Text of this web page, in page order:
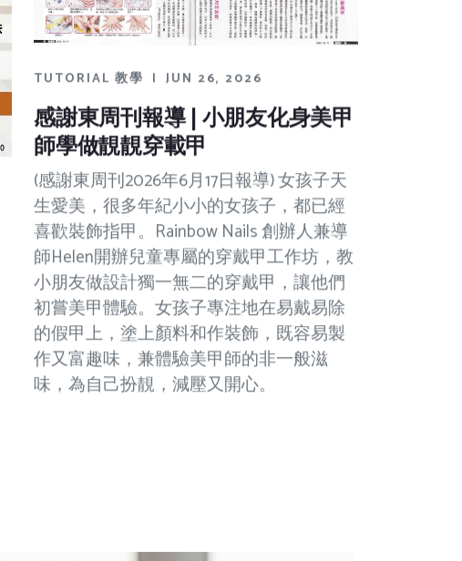
TUTORIAL 教學 | JUN 26, 2026
感謝東周刊報導 | 小朋友化身美甲
師學做靚靚穿載甲
(感謝東周刊2026年6月17日報導) 女孩子天
生愛美，很多年紀小小的女孩子，都已經
喜歡裝飾指甲。Rainbow Nails 創辦人兼導
師Helen開辦兒童專屬的穿戴甲工作坊，教
小朋友做設計獨一無二的穿戴甲，讓他們
初嘗美甲體驗。女孩子專注地在易戴易除
的假甲上，塗上顏料和作裝飾，既容易製
作又富趣味，兼體驗美甲師的非一般滋
味，為自己扮靚，減壓又開心。